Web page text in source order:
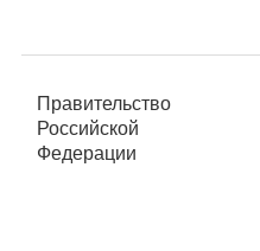
Правительство
Российской
Федерации